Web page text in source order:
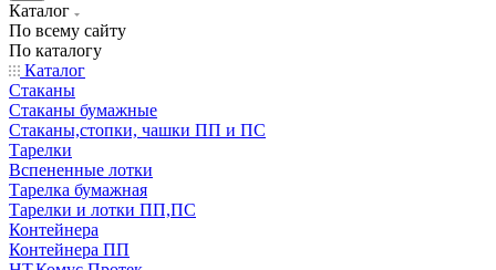
Каталог
По всему сайту
По каталогу
Каталог
Стаканы
Стаканы бумажные
Стаканы,стопки, чашки ПП и ПС
Тарелки
Вспененные лотки
Тарелка бумажная
Тарелки и лотки ПП,ПС
Контейнера
Контейнера ПП